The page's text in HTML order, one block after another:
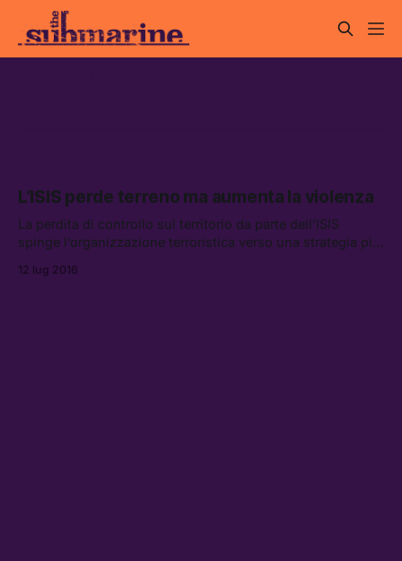
L’ISIS perde terreno ma aumenta la violenza
La perdita di controllo sul territorio da parte dell’ISIS
spinge l’organizzazione terroristica verso una strategia più
12 lug 2016